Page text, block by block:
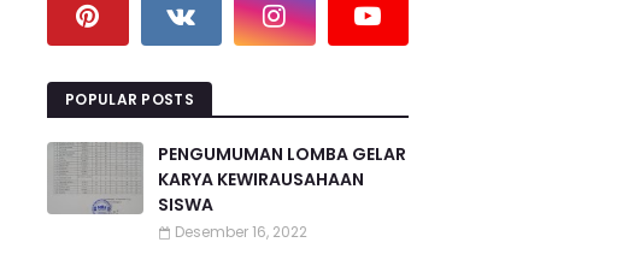
POPULAR POSTS
PENGUMUMAN LOMBA GELAR
KARYA KEWIRAUSAHAAN
SISWA
Desember 16, 2022